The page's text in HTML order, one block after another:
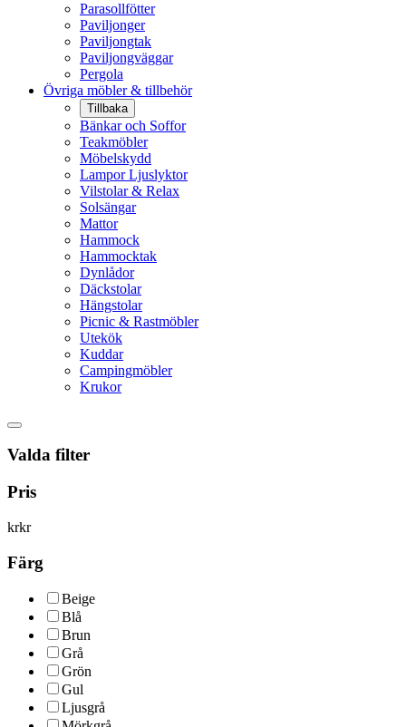
Parasollfötter
Paviljonger
Paviljongtak
Paviljongväggar
Pergola
Övriga möbler & tillbehör
Tillbaka
Bänkar och Soffor
Teakmöbler
Möbelskydd
Lampor Ljuslyktor
Vilstolar & Relax
Solsängar
Mattor
Hammock
Hammocktak
Dynlådor
Däckstolar
Hängstolar
Picnic & Rastmöbler
Utekök
Kuddar
Campingmöbler
Krukor
Valda filter
Pris
krkr
Färg
Beige
Blå
Brun
Grå
Grön
Gul
Ljusgrå